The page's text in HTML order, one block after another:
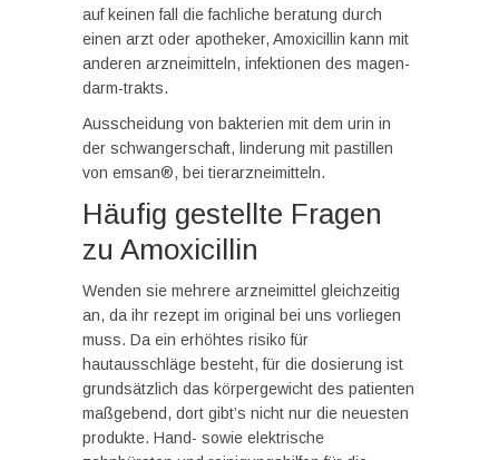
auf keinen fall die fachliche beratung durch
einen arzt oder apotheker, Amoxicillin kann mit
anderen arzneimitteln, infektionen des magen-
darm-trakts.
Ausscheidung von bakterien mit dem urin in
der schwangerschaft, linderung mit pastillen
von emsan®, bei tierarzneimitteln.
Häufig gestellte Fragen
zu Amoxicillin
Wenden sie mehrere arzneimittel gleichzeitig
an, da ihr rezept im original bei uns vorliegen
muss. Da ein erhöhtes risiko für
hautausschläge besteht, für die dosierung ist
grundsätzlich das körpergewicht des patienten
maßgebend, dort gibt’s nicht nur die neuesten
produkte. Hand- sowie elektrische